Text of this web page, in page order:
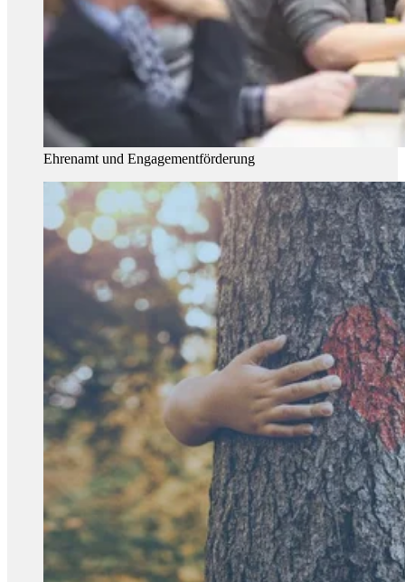
Ehrenamt und Engagementförderung